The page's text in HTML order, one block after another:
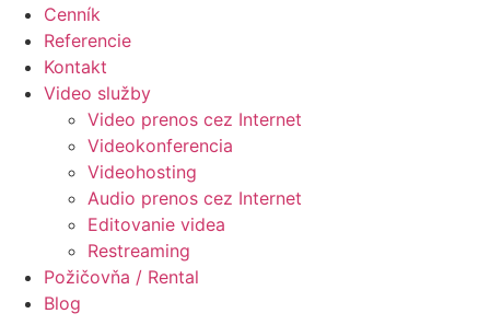
Cenník
Referencie
Kontakt
Video služby
Video prenos cez Internet
Videokonferencia
Videohosting
Audio prenos cez Internet
Editovanie videa
Restreaming
Požičovňa / Rental
Blog